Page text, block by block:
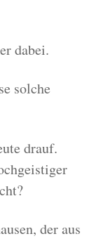
dabei.
solche
drauf.
der aus